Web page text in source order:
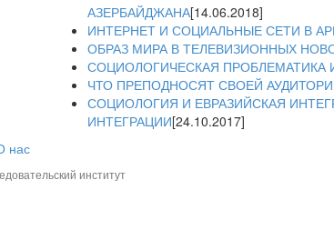
АЗЕРБАЙДЖАНА[14.06.2018]
ИНТЕРНЕТ И СОЦИАЛЬНЫЕ СЕТИ В
ОБРАЗ МИРА В ТЕЛЕВИЗИОННЫХ
СОЦИОЛОГИЧЕСКАЯ ПРОБЛЕМАТИКА
ЧТО ПРЕПОДНОСЯТ СВОЕЙ
СОЦИОЛОГИЯ И ЕВРАЗИЙСКАЯ
ИНТЕГРАЦИИ[24.10.2017]
нас
институт